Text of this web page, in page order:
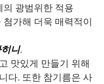
광범위한 적용
가해 더욱 매력적이
니.
맛있게 만들기 위해
다. 또한 참기름은 사